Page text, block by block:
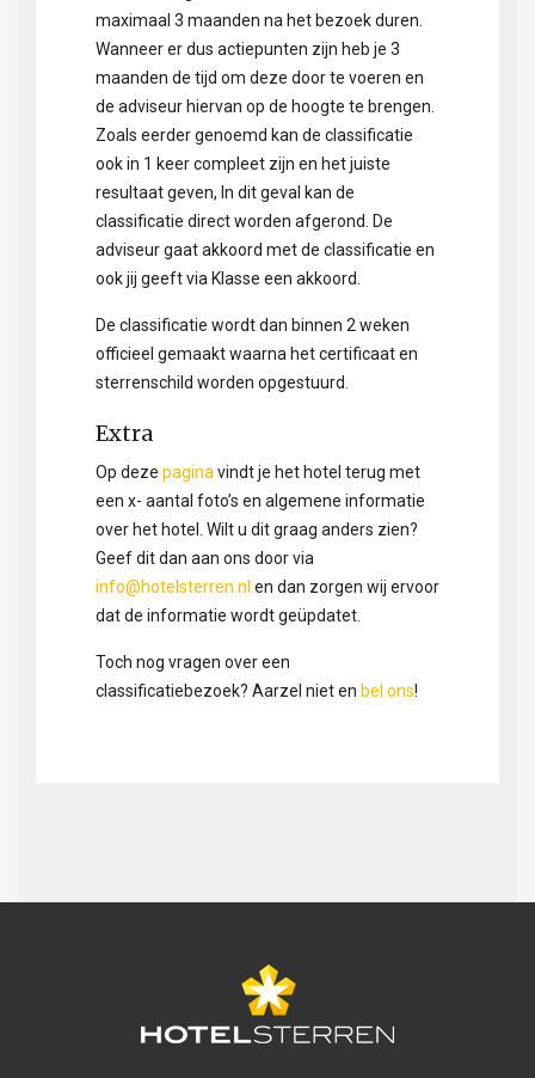
maximaal 3 maanden na het bezoek duren.
Wanneer er dus actiepunten zijn heb je 3
maanden de tijd om deze door te voeren en
de adviseur hiervan op de hoogte te brengen.
Zoals eerder genoemd kan de classificatie
ook in 1 keer compleet zijn en het juiste
resultaat geven, In dit geval kan de
classificatie direct worden afgerond. De
adviseur gaat akkoord met de classificatie en
ook jij geeft via Klasse een akkoord.
De classificatie wordt dan binnen 2 weken
officieel gemaakt waarna het certificaat en
sterrenschild worden opgestuurd.
Extra
Op deze pagina vindt je het hotel terug met
een x- aantal foto’s en algemene informatie
over het hotel. Wilt u dit graag anders zien?
Geef dit dan aan ons door via
info@hotelsterren.nl en dan zorgen wij ervoor
dat de informatie wordt geüpdatet.
Toch nog vragen over een
classificatiebezoek? Aarzel niet en bel ons!